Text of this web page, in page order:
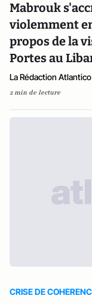
Mabrouk
violemment
propos de la
Portes au
La Rédaction
2 min de lecture
CRISE DE